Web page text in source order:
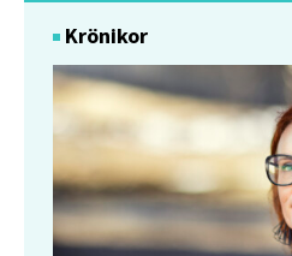
Krönikor